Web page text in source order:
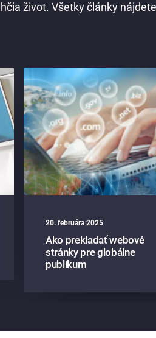
život. Všetky články
20. februára 2025
Ako prekladať webové
stránky pre globálne
publikum